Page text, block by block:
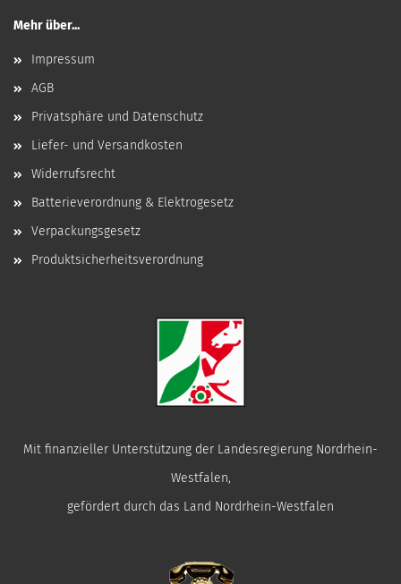
Mehr über...
Impressum
AGB
Privatsphäre und Datenschutz
Liefer- und Versandkosten
Widerrufsrecht
Batterieverordnung & Elektrogesetz
Verpackungsgesetz
Produktsicherheitsverordnung
Mit finanzieller Unterstützung der Landesregierung Nordrhein-
Westfalen,
gefördert durch das Land Nordrhein-Westfalen